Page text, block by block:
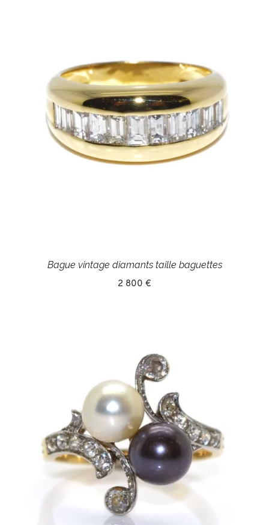
Bague vintage diamants taille baguettes
2 800 €